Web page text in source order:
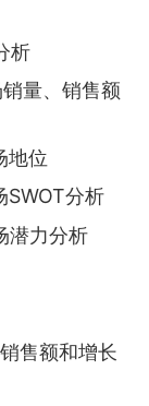
析
量、销售额
地位
SWOT分析
潜力分析
售额和增长